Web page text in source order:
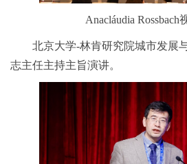
Anacláudia Rossbach
北京大学-林肯研究院城市发展
志主任主持主旨演讲。